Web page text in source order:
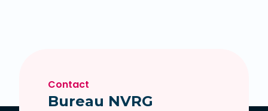
Contact
Bureau NVRG